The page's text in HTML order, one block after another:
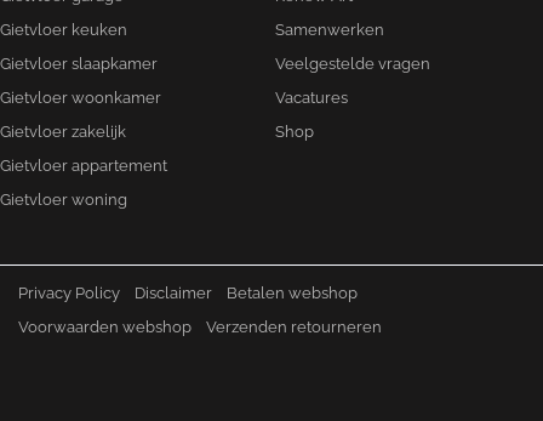
Gietvloer keuken
Gietvloer slaapkamer
Gietvloer woonkamer
Gietvloer zakelijk
Gietvloer appartement
Gietvloer woning
Samenwerken
Veelgestelde vragen
Vacatures
Shop
Privacy Policy Disclaimer
Betalen webshop
Voorwaarden webshop
Verzenden retourneren